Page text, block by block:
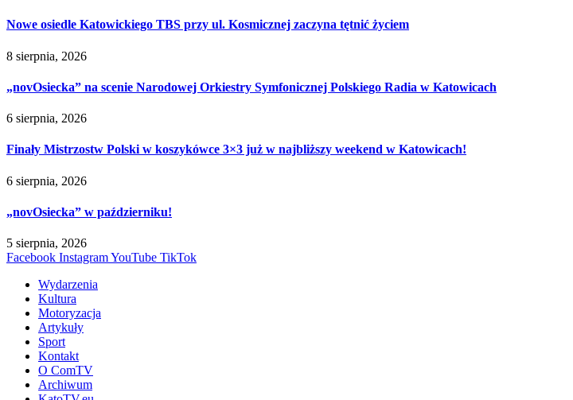
Nowe osiedle Katowickiego TBS przy ul. Kosmicznej zaczyna tętnić życiem
8 sierpnia, 2026
„novOsiecka” na scenie Narodowej Orkiestry Symfonicznej Polskiego Radia w Katowicach
6 sierpnia, 2026
Finały Mistrzostw Polski w koszykówce 3×3 już w najbliższy weekend w Katowicach!
6 sierpnia, 2026
„novOsiecka” w październiku!
5 sierpnia, 2026
Facebook InstagramYouTube TikTok
Wydarzenia
Kultura
Motoryzacja
Artykuły
Sport
Kontakt
O ComTV
Archiwum